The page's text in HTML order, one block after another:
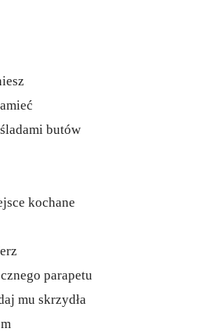
butów
kochane
parapetu
mu skrzydła